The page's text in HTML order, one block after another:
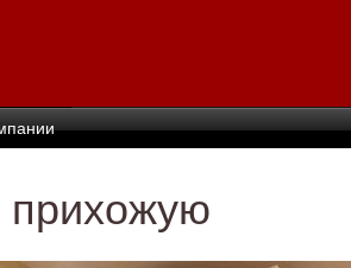
прихожую